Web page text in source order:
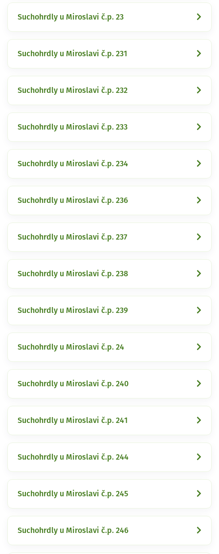
Suchohrdly u Miroslavi č.p. 23
Suchohrdly u Miroslavi č.p. 231
Suchohrdly u Miroslavi č.p. 232
Suchohrdly u Miroslavi č.p. 233
Suchohrdly u Miroslavi č.p. 234
Suchohrdly u Miroslavi č.p. 236
Suchohrdly u Miroslavi č.p. 237
Suchohrdly u Miroslavi č.p. 238
Suchohrdly u Miroslavi č.p. 239
Suchohrdly u Miroslavi č.p. 24
Suchohrdly u Miroslavi č.p. 240
Suchohrdly u Miroslavi č.p. 241
Suchohrdly u Miroslavi č.p. 244
Suchohrdly u Miroslavi č.p. 245
Suchohrdly u Miroslavi č.p. 246